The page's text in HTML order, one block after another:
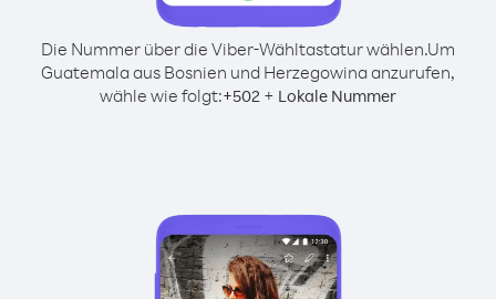
Die Nummer über die Viber-Wähltastatur wählen.Um
Guatemala aus Bosnien und Herzegowina anzurufen,
wähle wie folgt:+502 + Lokale Nummer